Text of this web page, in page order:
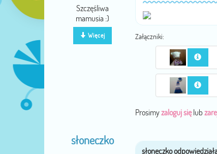
Szczęśliwa
mamusia :)
Więcej Załączniki:
Prosimyzaloguj sięlub
słoneczko